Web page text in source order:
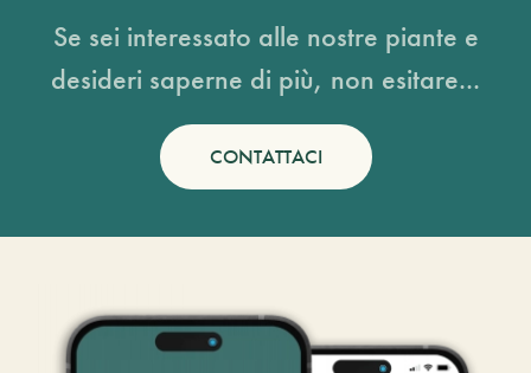
Se sei interessato alle nostre piante e
desideri saperne di più, non esitare...
CONTATTACI